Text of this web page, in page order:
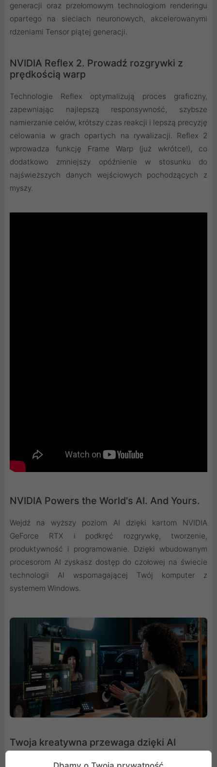
generacji oraz przełomowym technologiom renderingu
opartego na sieciach neuronowych, akcelerowanymi
rdzeniami Tensor piątej generacji.
NVIDIA Reflex 2. Prowadź rozgrywki z
prędkością warp
Technologie Reflex optymalizują proces graficzny,
zapewniając najlepszą responsywność, szybsze
namierzanie celów, krótszy czas reakcji i lepszą precyzję
celowania w grach opartych na rywalizacji. Reflex 2
wprowadza funkcję Frame Warp (już wkrótce!), co
dodatkowo zmniejszy opóźnienie w stosunku do
najświeższych danych wejściowych pochodzących z
myszy.
NVIDIA Powers the World's AI. And Yours.
Wejdź na wyższy poziom AI dzięki kartom NVIDIA
GeForce RTX i podkręć rozgrywkę, tworzenie,
produktywność i programowanie. Dzięki wbudowanym
procesorom AI zyskasz dostęp do czołowej na świecie
technologii AI wspomagającej Twój komputer z
systemem Windows.
Twoja kreatywna przewaga dzięki AI
NVIDIA Studio daje Ci kreatywną przewagę. Układy GPU